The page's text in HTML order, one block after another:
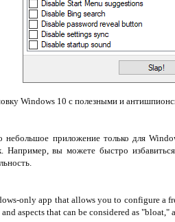
Windows 10 с полезными и
приложение только для
Например, вы можете быстро
only app that allows you to configure a
aspects that can be considered as